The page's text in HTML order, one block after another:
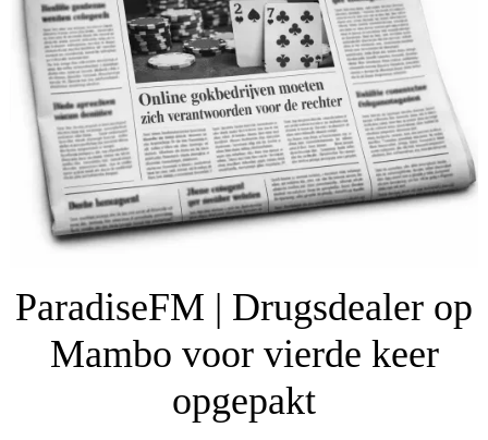
ParadiseFM | Drugsdealer op
Mambo voor vierde keer
opgepakt